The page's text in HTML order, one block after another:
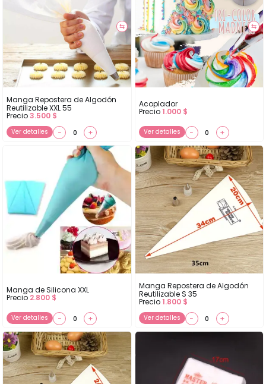
⇆
Manga Repostera de Algodón
Reutilizable XXL 55
Precio3.500 $
Ver detalles − +
⇆
Acoplador
Precio 1.000 $
Ver detalles − +
Manga de Silicona XXL
Precio 2.800 $
Ver detalles − +
Manga Repostera de Algodón
Reutilizable S 35
Precio 1.800 $
Ver detalles − +